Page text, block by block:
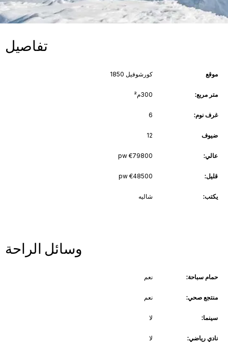
تفاصيل
موقع كورشوفيل 1850
متر مربع: 300م²
غرف نوم: 6
ضيوف 12
عالي: €79800 pw
قليل: €48500 pw
يكتب: شاليه
وسائل الراحة
حمام سباحة: نعم
منتجع صحي: نعم
سينما: لا
نادي رياضي: لا